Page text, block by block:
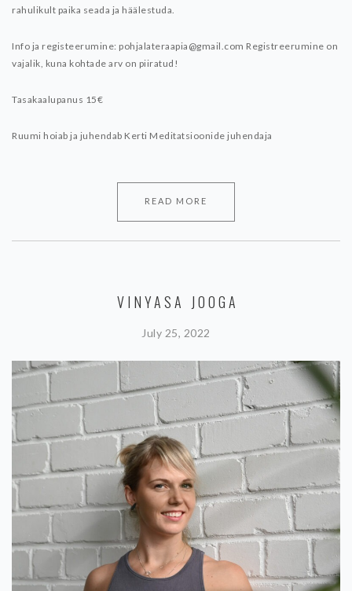
rahulikult paika seada ja häälestuda.
Info ja registeerumine: pohjalateraapia@gmail.com Registreerumine on
vajalik, kuna kohtade arv on piiratud!
Tasakaalupanus 15€
Ruumi hoiab ja juhendab Kerti Meditatsioonide juhendaja
READ MORE
VINYASA JOOGA
July 25, 2022